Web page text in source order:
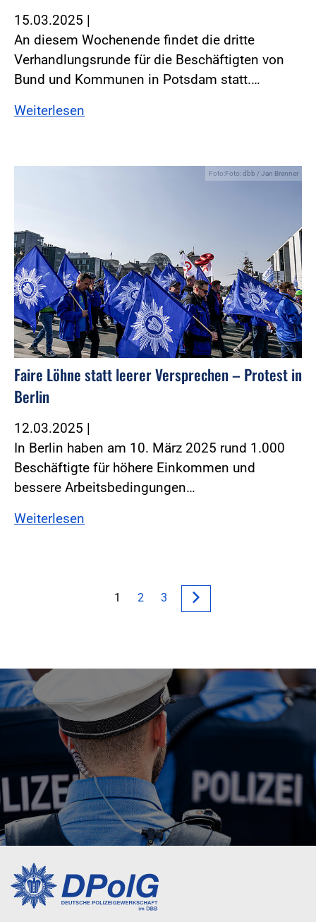
15.03.2025 |
An diesem Wochenende findet die dritte
Verhandlungsrunde für die Beschäftigten von
Bund und Kommunen in Potsdam statt.…
Weiterlesen
Foto:Foto: dbb / Jan Brenner
Faire Löhne statt leerer Versprechen – Protest in
Berlin
12.03.2025 |
In Berlin haben am 10. März 2025 rund 1.000
Beschäftigte für höhere Einkommen und
bessere Arbeitsbedingungen…
Weiterlesen
1 2 3